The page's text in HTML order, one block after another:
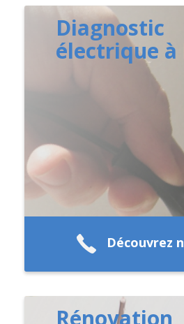
Diagnostic
électrique à
Découvrez
Rénovation